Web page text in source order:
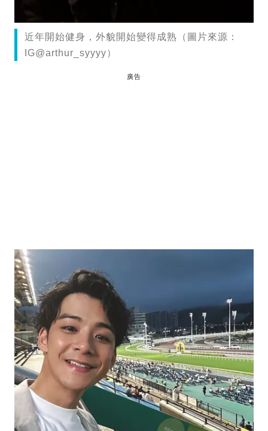
近年開始健身，外貌開始變得成熟（圖片來源：
IG@arthur_syyyy）
廣告